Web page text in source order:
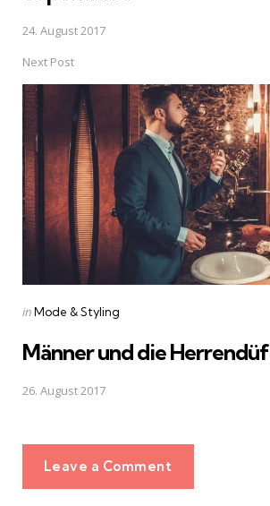
24. August 2017
Next Post
Posted
inMode & Styling
Männer und die
26. August 2017
Leave a Comment